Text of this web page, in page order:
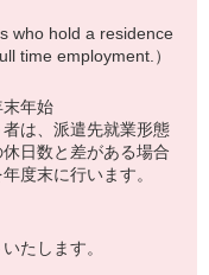
who hold a residence
time employment.）
年始
は、派遣先就業形態
日数と差がある場合
度末に行います。
たします。